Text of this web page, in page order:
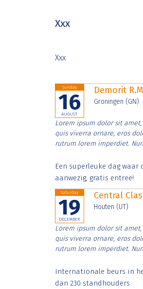
Xxx
Xxx
Sunday
16
AUGUST
Demorit
Groningen (GN)
Lorem ipsum dolor sit
quis viverra ornare, eros
rutrum lorem imperdiet.
Een superleuke dag
aanwezig, gratis entree!
Saturday
19
DECEMBER
Central
Houten (UT)
Lorem ipsum dolor sit
quis viverra ornare, eros
rutrum lorem imperdiet.
Internationale beurs in
dan 230 standhouders